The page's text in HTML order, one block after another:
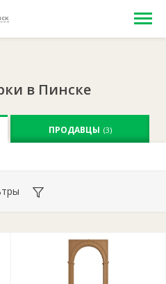
в Пинске
ПРОДАВЦЫ (3)